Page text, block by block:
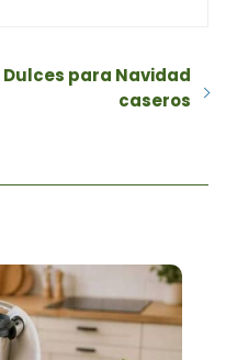
Dulces para Navidad
caseros